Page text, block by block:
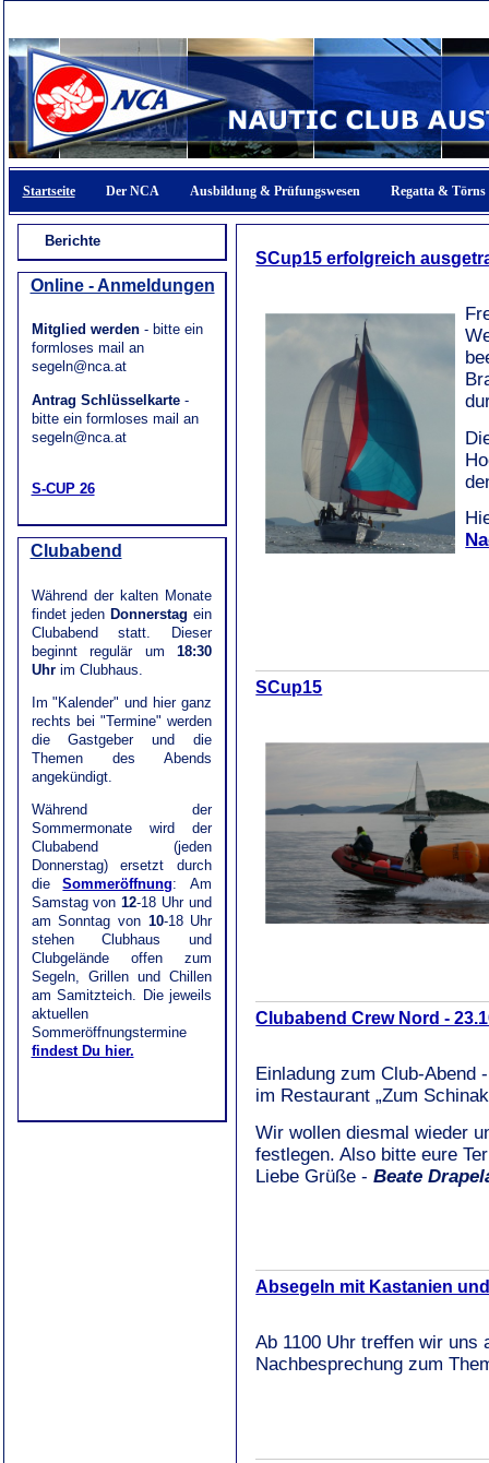
Startseite Der NCA Ausbildung & Prüfungswesen Regatta & Törns
Berichte
Online - Anmeldungen
Mitglied werden- bitte ein
formloses mail an
segeln@nca.at
Antrag Schlüsselkarte-
bitte ein formloses mail an
segeln@nca.at
S-CUP 26
Clubabend
Während der kalten Monate
findet jedenDonnerstag ein
Clubabend statt. Dieser
beginnt regulär um18:30
Uhrim Clubhaus.
Im "Kalender" und hier ganz
rechts bei "Termine" werden
die Gastgeber und die
Themen des Abends
angekündigt.
Während der
Sommermonate wird der
Clubabend (jeden
Donnerstag) ersetzt durch
dieSommeröffnung: Am
Samstag von12-18 Uhr und
am Sonntag von 10-18 Uhr
stehen Clubhaus und
Clubgelände offen zum
Segeln, Grillen und Chillen
am Samitzteich. Die jeweils
aktuellen
Sommeröffnungstermine
findest Du hier.
SCup15 erfolgreich
SCup15
Clubabend Crew Nord -
Einladung zum Club-Abend
im Restaurant „Zum
Wir wollen diesmal wieder
festlegen. Also bitte eure
Liebe Grüße -Beate
Absegeln mit Kastanien
Ab 1100 Uhr treffen wir uns
Nachbesprechung zum